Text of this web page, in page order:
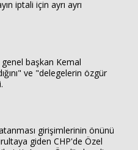
iptali için ayrı ayrı
genel başkan Kemal
ve "delegelerin özgür
girişimlerinin önünü
giden CHP'de Özel